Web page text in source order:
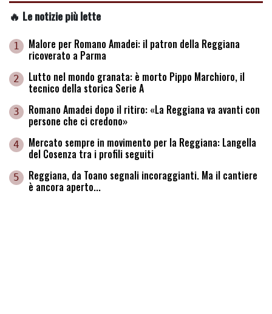
🔥 Le notizie più lette
1 Malore per Romano Amadei: il patron della Reggiana
ricoverato a Parma
2 Lutto nel mondo granata: è morto Pippo Marchioro, il
tecnico della storica Serie A
3 Romano Amadei dopo il ritiro: «La Reggiana va avanti con
persone che ci credono»
4 Mercato sempre in movimento per la Reggiana: Langella
del Cosenza tra i profili seguiti
5 Reggiana, da Toano segnali incoraggianti. Ma il cantiere
è ancora aperto...